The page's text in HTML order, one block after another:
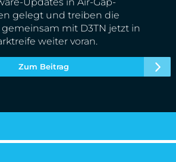
gelegt und treiben die
mit D3TN jetzt in
weiter voran.
Zum Beitrag